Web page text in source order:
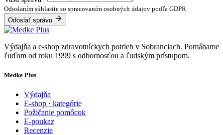
Odoslaním súhlasíte so spracovaním osobných údajov podľa GDPR.
Odoslať správu
Výdajňa a e-shop zdravotníckych potrieb v Sobranciach. Pomáhame
ľuďom od roku 1999 s odbornosťou a ľudským prístupom.
Medke Plus
Výdajňa
E-shop · kategórie
Požičanie pomôcok
E-poukaz
Recenzie